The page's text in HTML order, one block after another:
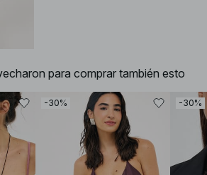
para comprar también esto
-30% -30%